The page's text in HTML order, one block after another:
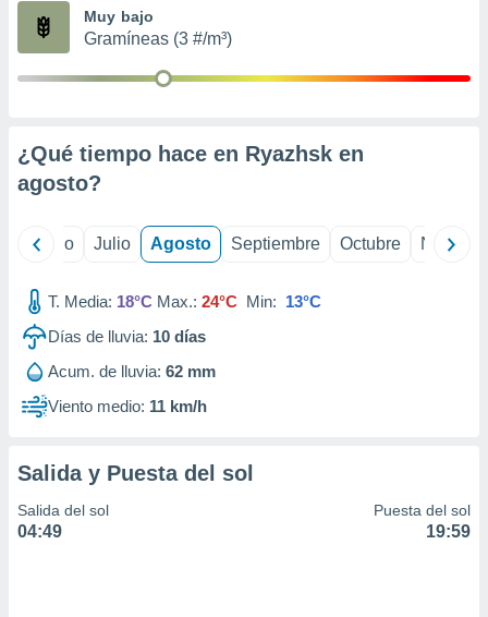
publicidad
1199
Muy bajo
Gramíneas (3 #/m³)
¿Qué tiempo hace en Ryazhsk en
agosto?
Junio Julio Agosto Septiembre Octubre
T. Media: 18°C Max.: 24°C Min: 13°C
Días de lluvia: 10 días
Acum. de lluvia: 62 mm
Viento medio: 11 km/h
Salida y Puesta del sol
Salida del sol
04:49
Puesta del sol
19:59